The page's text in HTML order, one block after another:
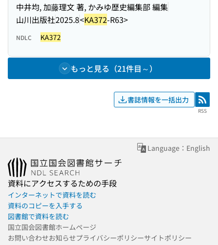
中井均, 加藤理文 著, かみゆ歴史編集部 編集
山川出版社2025.8<KA372-R63>
NDLC KA372
もっと見る（21件目～）
書誌情報を一括出力 RSS
RSS
Language：English
資料にアクセスするための手段
インターネットで資料を読む
資料のコピーを入手する
図書館で資料を読む
国立国会図書館ホームページ
お問い合わせお知らせプライバシーポリシーサイトポリシー